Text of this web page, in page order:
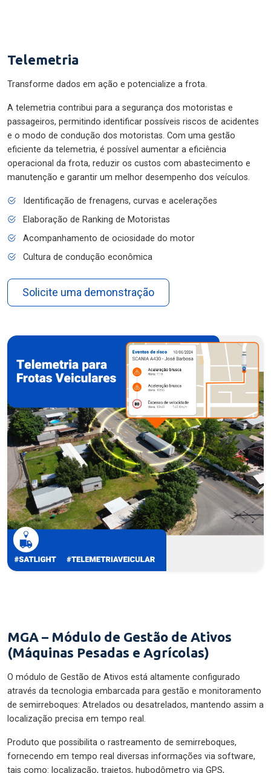
Telemetria
Transforme dados em ação e potencialize a frota.
A telemetria contribui para a segurança dos motoristas e
passageiros, permitindo identificar possíveis riscos de acidentes
e o modo de condução dos motoristas. Com uma gestão
eficiente da telemetria, é possível aumentar a eficiência
operacional da frota, reduzir os custos com abastecimento e
manutenção e garantir um melhor desempenho dos veículos.
Identificação de frenagens, curvas e acelerações
Elaboração de Ranking de Motoristas
Acompanhamento de ociosidade do motor
Cultura de condução econômica
Solicite uma demonstração
MGA – Módulo de Gestão de Ativos
(Máquinas Pesadas e Agrícolas)
O módulo de Gestão de Ativos está altamente configurado
através da tecnologia embarcada para gestão e monitoramento
de semirreboques: Atrelados ou desatrelados, mantendo assim a
localização precisa em tempo real.
Produto que possibilita o rastreamento de semirreboques,
fornecendo em tempo real diversas informações via software,
tais como: localização, trajetos, hubodômetro via GPS,